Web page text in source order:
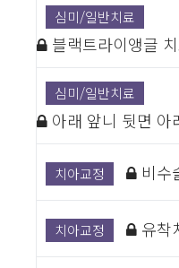
심미/일반치료
블랙트라이앵글
심미/일반치료
아래 앞니 뒷면
치아교정 비수
치아교정 유착